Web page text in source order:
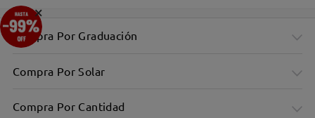
Compra Por Graduación
Compra Por Solar
Compra Por Cantidad
×